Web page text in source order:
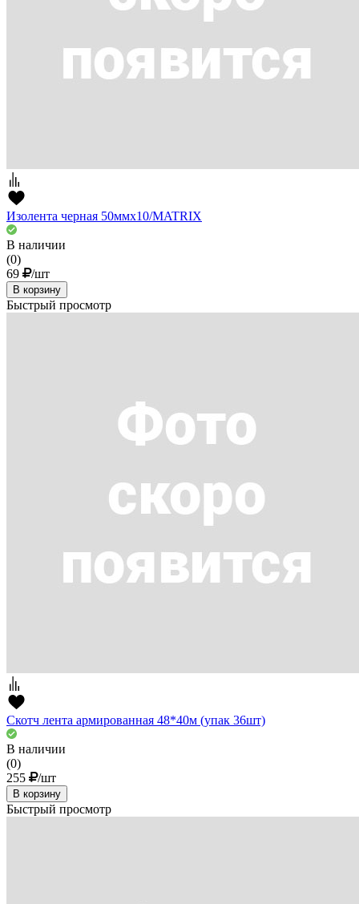
Изолента черная 50ммх10/MATRIX
В наличии
(0)
69
/шт
В корзину
Быстрый просмотр
Скотч лента армированная 48*40м (упак 36шт)
В наличии
(0)
255
/шт
В корзину
Быстрый просмотр